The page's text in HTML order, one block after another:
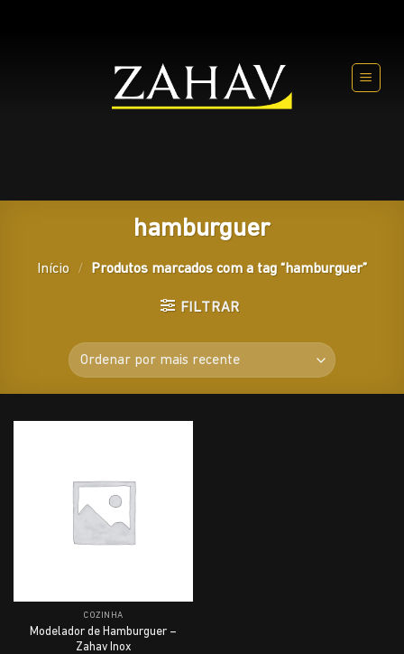
hamburguer
Início / Produtos marcados com a tag “hamburguer”
FILTRAR
COZINHA
Modelador de Hamburguer –
Zahav Inox